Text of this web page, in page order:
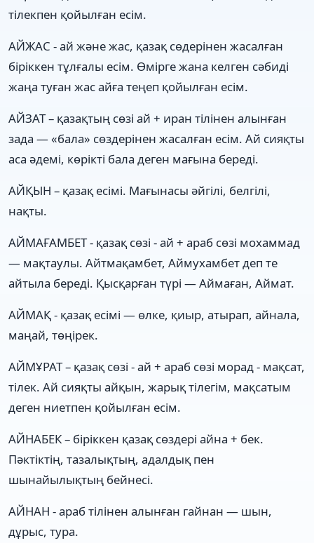
тілекпен қойылған есім.
АЙЖАС - ай және жас, қазақ сөдерінен жасалған
біріккен тұлғалы есім. Өмірге жана келген сәбиді
жаңа туған жас айға теңеп қойылған есім.
АЙЗАТ – қазақтың сөзі ай + иран тілінен алынған
зада — «бала» сөздерінен жасалған есім. Ай сияқты
аса әдемі, көрікті бала деген мағына береді.
АЙҚЫН – қазақ есімі. Мағынасы әйгілі, белгілі,
нақты.
АЙМАҒАМБЕТ - қазақ сөзі - ай + араб сөзі мохаммад
— мақтаулы. Айтмақамбет, Аймухамбет деп те
айтыла береді. Қысқарған түрі — Аймаған, Аймат.
АЙМАҚ - қазақ есімі — өлке, қиыр, атырап, айнала,
маңай, төңірек.
АЙМҰРАТ – қазақ сөзі - ай + араб сөзі морад - мақсат,
тілек. Ай сияқты айқын, жарық тілегім, мақсатым
деген ниетпен қойылған есім.
АЙНАБЕК – біріккен қазақ сөздері айна + бек.
Пәктіктің, тазалықтың, адалдық пен
шынайылықтың бейнесі.
АЙНАН - араб тілінен алынған гайнан — шын,
дұрыс, тура.